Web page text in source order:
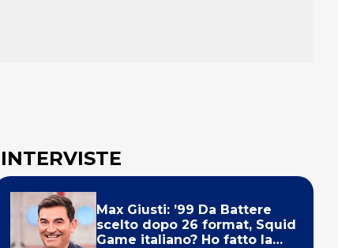
INTERVISTE
Max Giusti: ’99 Da Battere
scelto dopo 26 format, Squid
Game italiano? Ho fatto la